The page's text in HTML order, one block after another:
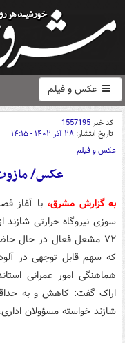
عکس و فیلم
کد خبر1557195
تاریخ انتشار: ۲۸ آذر ۱۴۰۲ - ۱۴:۱۵
عکس و فیلم
عکس/
به گزارش مشرق، با آغاز
که سهم قابل توجهی در
هماهنگی امور عمرانی
اراک گفت: کاهش و به
شازند خواسته مسؤولان